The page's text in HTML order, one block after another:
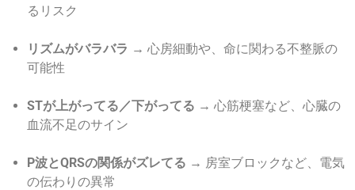
るリスク
リズムがバラバラ → 心房細動や、命に関わる不整脈の
可能性
STが上がってる／下がってる → 心筋梗塞など、心臓の
血流不足のサイン
P波とQRSの関係がズレてる → 房室ブロックなど、電気
の伝わりの異常